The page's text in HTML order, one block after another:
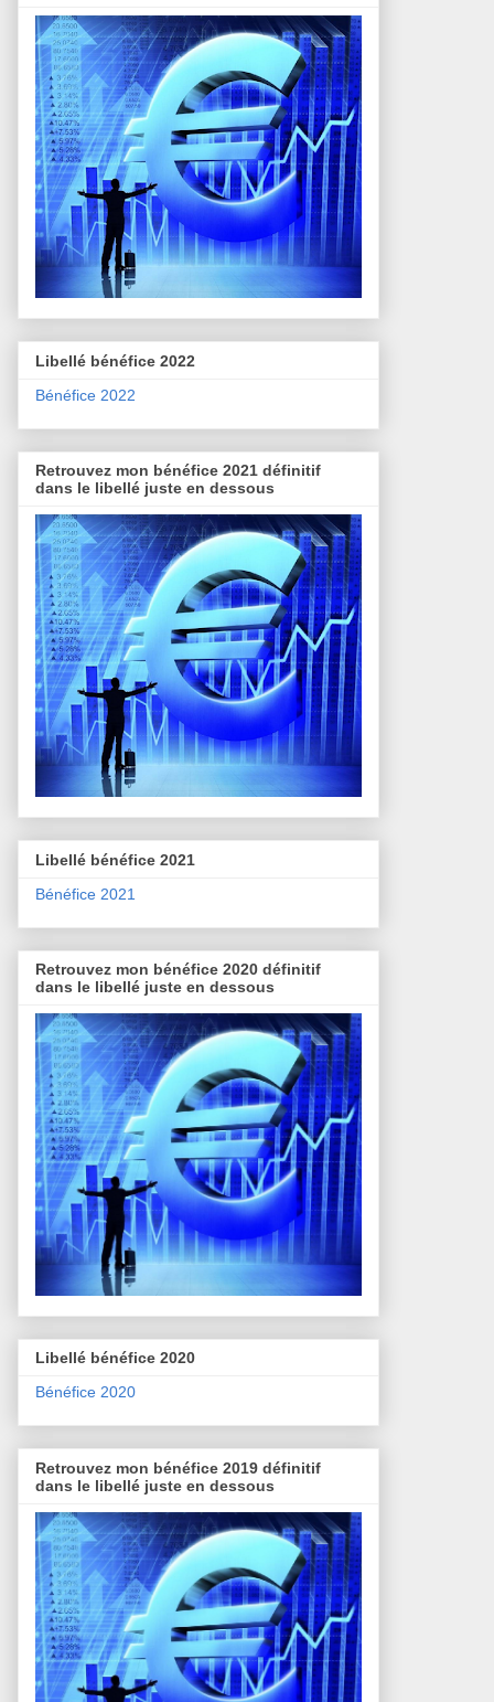
Libellé bénéfice 2022
Bénéfice 2022
Retrouvez mon bénéfice 2021 définitif
dans le libellé juste en dessous
Libellé bénéfice 2021
Bénéfice 2021
Retrouvez mon bénéfice 2020 définitif
dans le libellé juste en dessous
Libellé bénéfice 2020
Bénéfice 2020
Retrouvez mon bénéfice 2019 définitif
dans le libellé juste en dessous